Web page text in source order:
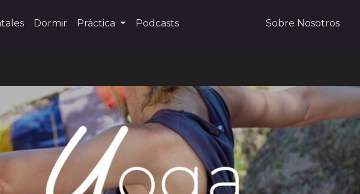
Dormir Práctica Podcasts Sobre Nosotros